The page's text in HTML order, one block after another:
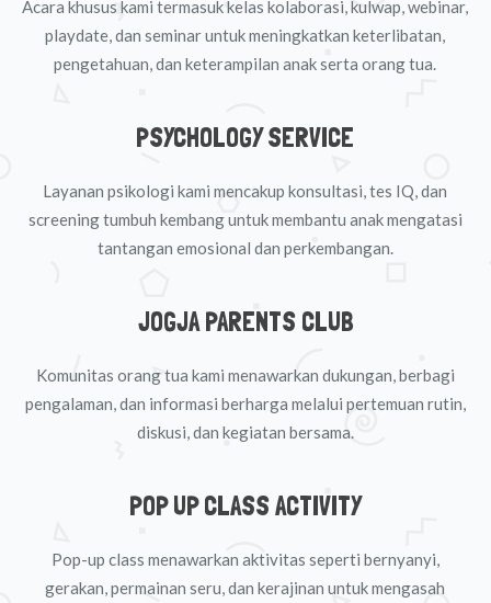
Acara khusus kami termasuk kelas kolaborasi, kulwap, webinar,
playdate, dan seminar untuk meningkatkan keterlibatan,
pengetahuan, dan keterampilan anak serta orang tua.
PSYCHOLOGY SERVICE
Layanan psikologi kami mencakup konsultasi, tes IQ, dan
screening tumbuh kembang untuk membantu anak mengatasi
tantangan emosional dan perkembangan.
JOGJA PARENTS CLUB
Komunitas orang tua kami menawarkan dukungan, berbagi
pengalaman, dan informasi berharga melalui pertemuan rutin,
diskusi, dan kegiatan bersama.
POP UP CLASS ACTIVITY
Pop-up class menawarkan aktivitas seperti bernyanyi,
gerakan, permainan seru, dan kerajinan untuk mengasah